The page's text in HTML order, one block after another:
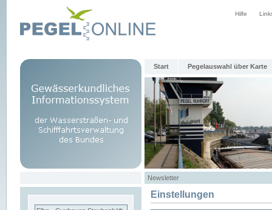
Hilfe
Start Pegelauswahl über Karte
Newsletter
Einstellungen